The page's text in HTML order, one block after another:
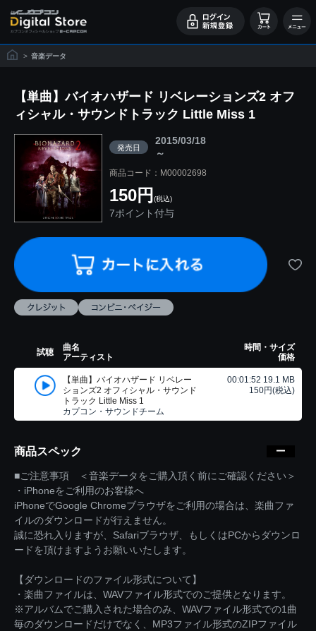
> 音楽データ
【単曲】バイオハザード リベレーションズ2 オフ
ィシャル・サウンドトラック Little Miss 1
発売日
2015/03/18
～
商品コード：M00002698
150円 (税込)
7ポイント付与
試聴
曲名
アーティスト
時間・サイズ
価格
【単曲】バイオハザード リベレー
ションズ2 オフィシャル・サウンド
トラック Little Miss 1
カプコン・サウンドチーム
00:01:52 19.1 MB
150円(税込)
商品スペック
■ご注意事項 ＜音楽データをご購入頂く前にご確認ください＞
・iPhoneをご利用のお客様へ
iPhoneでGoogle Chromeブラウザをご利用の場合は、楽曲ファ
イルのダウンロードが行えません。
誠に恐れ入りますが、Safariブラウザ、もしくはPCからダウンロ
ードを頂けますようお願いいたします。
【ダウンロードのファイル形式について】
・楽曲ファイルは、WAVファイル形式でのご提供となります。
※アルバムでご購入された場合のみ、WAVファイル形式での1曲
毎のダウンロードだけでなく、MP3ファイル形式のZIPファイル